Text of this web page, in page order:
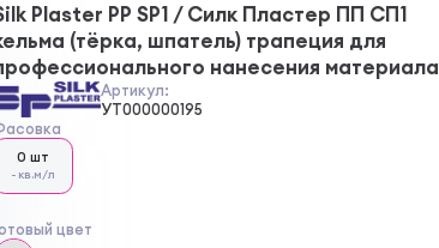
Plaster PP SP1 / Силк Пластер ПП СП1
(тёрка, шпатель) трапеция для
нанесения материала
Артикул:
УТ000000195
0 шт
- кв.м/л
цвет